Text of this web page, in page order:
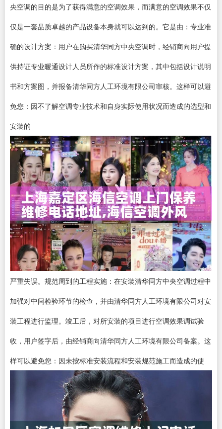
央空调的目的是为了获得满意的空调效果，而满意的空调效果不仅
仅是一套品质卓越的产品设备本身就可以达到的。它是由：专业准
确的设计方案：用户在购买清华同方中央空调时，经销商向用户提
供持证专业暖通设计人员所作的标准设计方案，其中包括设计说明
书和方案图，并报备清华同方人工环境有限公司审核。这样可以避
免您：因不了解空调专业技术和自身实际使用状况而造成的选型和
安装的
严重失误。规范周到的工程实施：在安装清华同方中央空调过程中
加强对中间检验环节的检查，并由清华同方人工环境有限公司对安
装工程进行监理。竣工后，对所安装的项目进行空调效果调试验
收，用户签字后，由经销商向清华同方人工环境有限公司备案。这
样可以避免您：因未按标准安装流程和安装规范施工而造成的使